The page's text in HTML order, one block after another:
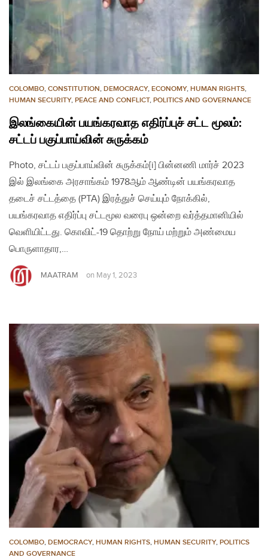
COLOMBO, CONSTITUTION, DEMOCRACY, ECONOMY, HUMAN RIGHTS,
HUMAN SECURITY, PEACE AND CONFLICT, POLITICS AND GOVERNANCE
இலங்கையின் பயங்கரவாத எதிர்ப்புச் சட்ட மூலம்:
சட்டப் பகுப்பாய்வின் சுருக்கம்
Photo, சட்டப் பகுப்பாய்வின் சுருக்கம்[i] பின்னணி மார்ச் 2023
இல் இலங்கை அரசாங்கம் 1978ஆம் ஆண்டின் பயங்கரவாத
தடைச் சட்டத்தை (PTA) இரத்துச் செய்யும் நோக்கில்,
பயங்கரவாத எதிர்ப்பு சட்டமூல வரைபு ஒன்றை வர்த்தமானியில்
வெளியிட்டது. கொவிட்-19 தொற்று நோய் மற்றும் அண்மைய
பொருளாதார,…
MAATRAM on May 1, 2023
COLOMBO, DEMOCRACY, HUMAN RIGHTS, HUMAN SECURITY, POLITICS
AND GOVERNANCE